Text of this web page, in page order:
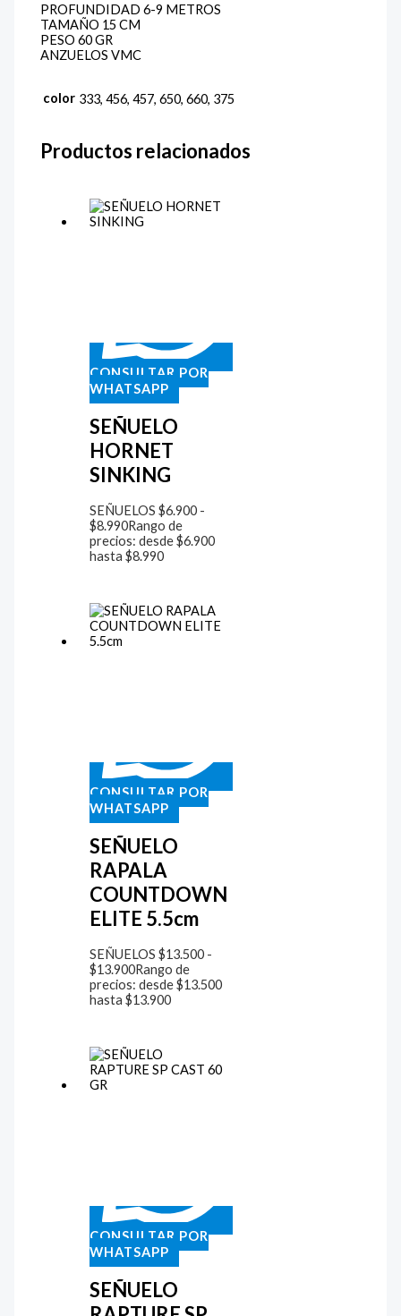
PROFUNDIDAD 6-9 METROS
TAMAÑO 15 CM
PESO 60 GR
ANZUELOS VMC
color 333, 456, 457, 650, 660, 375
Productos relacionados
CONSULTAR POR
WHATSAPP
SEÑUELO
HORNET
SINKING
SEÑUELOS $6.900 -
$8.990Rango de
precios: desde $6.900
hasta $8.990
CONSULTAR POR
WHATSAPP
SEÑUELO
RAPALA
COUNTDOWN
ELITE 5.5cm
SEÑUELOS $13.500 -
$13.900Rango de
precios: desde $13.500
hasta $13.900
CONSULTAR POR
WHATSAPP
SEÑUELO